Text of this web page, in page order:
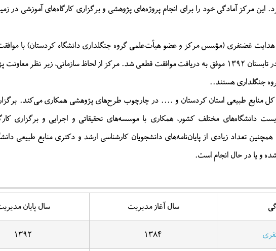
آیین تجلیل از حمید
آیین تجلیل از حمید ملک‌الکلامی،
طبیعت در تالار مولوی دانشگاه کردستان
گزارش تصویری آیین تجلیل
آیین تجلیل از حمید ملک‌الکلامی،
طبیعت در تالار مولوی دانشگاه
پنجشنبه ۲۵ دی ۱۳۹۹
محیط زیست و محیط بانان
مرکز آمادگی خود را برای انجام پروژه‌های پژوهشی و برگزاری کارگاه‌های آموزشی در
آقای دکتر هدایت غضنفری (مؤسس مرکز و عضو هیأت‌علمی گروه جنگلداری دانشگاه کردستان) با
علوم، تحقیقات و فناوری فعالیت خود را شروع کرد و در تابستان ۱۳۹۲ موفق به دریافت موافقت قطعی شد. مرکز از لحاظ سازمانی، زیر
جنگلداری هستند..
کل منابع طبیعی استان کردستان و .... در چارچوب طرح‌های پژوهشی همکاری می‌کند.
دانشگاه‌های مختلف کشور، همکاری با موسسه‌های تحقیقاتی و اجرایی و برگزاری
تعداد زیادی از پایان‌نامه‌های دانشجویان کارشناسی ارشد و دکتری منابع طبیعی
و یا در حال انجام است.
سال آغاز مدیریت
سال پایان
۱۳۸۴
۱۳۹۲